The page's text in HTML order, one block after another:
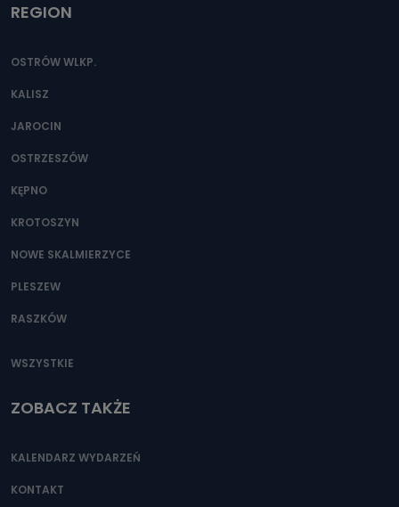
REGION
OSTRÓW WLKP.
KALISZ
JAROCIN
OSTRZESZÓW
KĘPNO
KROTOSZYN
NOWE SKALMIERZYCE
PLESZEW
RASZKÓW
WSZYSTKIE
ZOBACZ TAKŻE
KALENDARZ WYDARZEŃ
KONTAKT